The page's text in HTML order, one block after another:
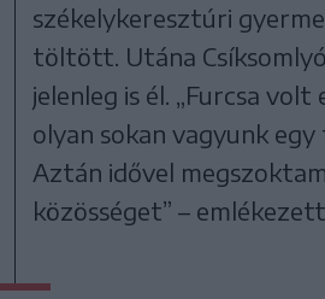
székelykeresztúri
töltött. Utána
jelenleg is él. „Furcsa volt
olyan sokan vagyunk egy
Aztán idővel
közösséget” – emlékezett